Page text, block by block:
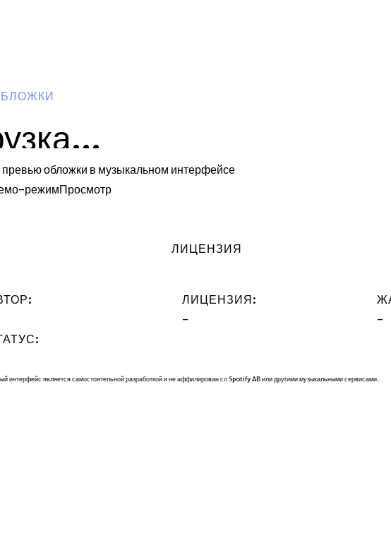
превью обложки в музыкальном интерфейсе
режимПросмотр
ЛИЦЕНЗИЯ
ЛИЦЕНЗИЯ:
-
-
интерфейс является самостоятельной разработкой и не аффилирован со Spotify AB или другими музыкальными сервисами.